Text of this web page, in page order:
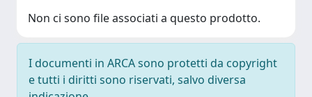
Non ci sono file associati a questo prodotto.
I documenti in ARCA sono protetti da copyright
e tutti i diritti sono riservati, salvo diversa